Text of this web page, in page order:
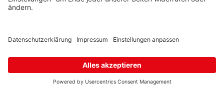
Sohland
42 Stk.